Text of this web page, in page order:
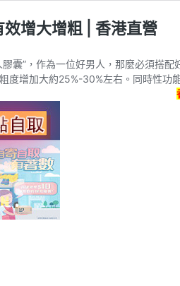
增大增粗 | 香港直營
囊”，作為一位好男人，那麼必須搭
度增加大約25%-30%左右。同時性功